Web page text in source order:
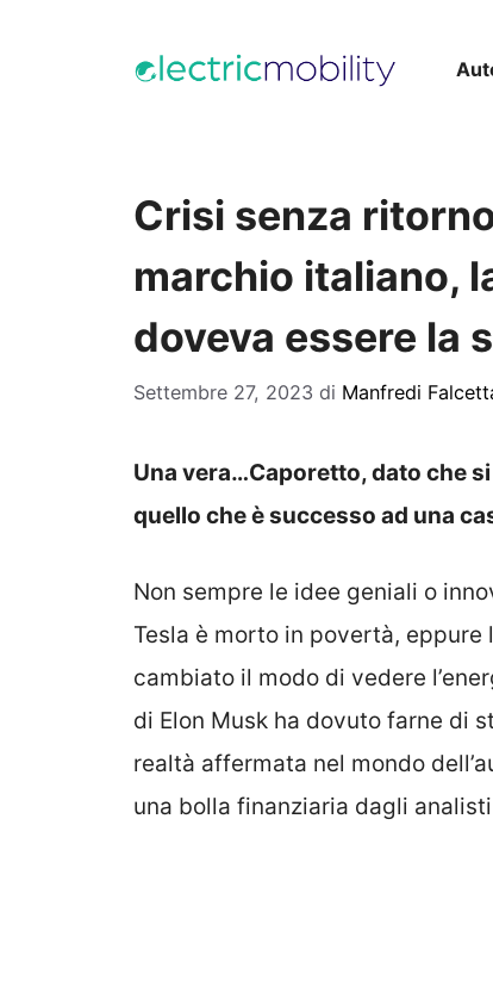
Crisi senza
marchio italiano,
doveva essere la
Settembre 27, 2023 di Manfredi
Una vera…Caporetto, dato che
quello che è successo ad una
Non sempre le idee geniali o
Tesla è morto in povertà,
cambiato il modo di vedere
di Elon Musk ha dovuto farne di
realtà affermata nel mondo
una bolla finanziaria dagli